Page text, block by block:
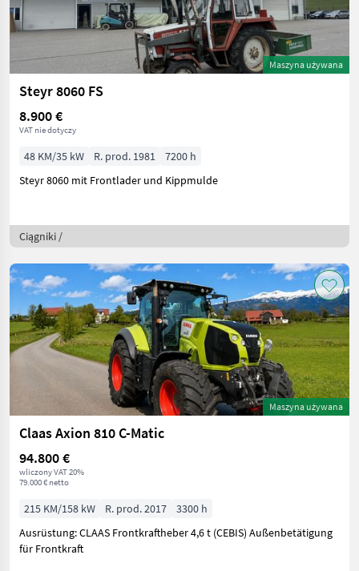
Maszyna używana
Steyr 8060 FS
8.900 €
VAT nie dotyczy
48 KM/35 kW R. prod. 1981
7200 h
Steyr 8060 mit Frontlader und Kippmulde
Ciągniki /
Maszyna używana
Claas Axion 810 C-Matic
94.800 €
wliczony VAT 20%
79.000 € netto
215 KM/158 kW R. prod. 2017
3300 h
Ausrüstung: CLAAS Frontkraftheber 4,6 t (CEBIS) Außenbetätigung
für Frontkraft